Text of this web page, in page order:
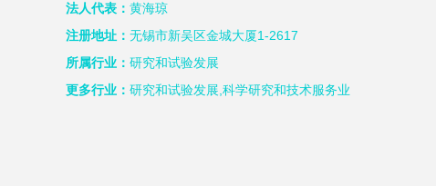
法人代表： 黄海琼
注册地址： 无锡市新吴区金城大厦1-2617
所属行业： 研究和试验发展
更多行业： 研究和试验发展,科学研究和技术服务业